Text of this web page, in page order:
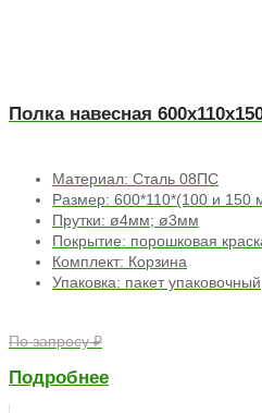
Полка навесная
Материал: Сталь 08ПС
Размер: 600*110*(100 и 150
Прутки: ø4мм; ø3мм
Покрытие: порошковая
Комплект: Корзина
Упаковка: пакет
По запросу ₽
Подробнее